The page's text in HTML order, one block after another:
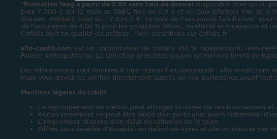
* Promotion Taeg à partir de 0,9% sans frais de dossier disponible chez un ou
pour 7 000 € sur 12 mois au TAEG fixe de 0,9 % et au taux débiteur fixe de
dossier, montant total dû : 7 034,11 €. Le coût de l'assurance facultative*
de l'assurance de 4,06 % pour les garanties décès, invalidité et incapacité et
Cofidis agit en qualité de prêteur. *Voir conditions sur cofidis.fr
allo-credit.com est un comparateur de crédits 100 % indépendant,
France métropolitaine. La sélection présentée couvre un nombre limité de
Les informations sont fournies à titre indicatif et comparatif : allo-credit.com
mais vous devez les vérifier directement auprès de nos partenaires avant tout
Mentions légales du crédit
Le regroupement de crédits peut allonger la durée de remboursement et
Aucun versement ne peut être exigé d’un particulier avant l’obtention
L’emprunteur dispose d’un délai de réflexion de 14 jours.
Offres sous réserve d’acceptation définitive après étude du dossier par